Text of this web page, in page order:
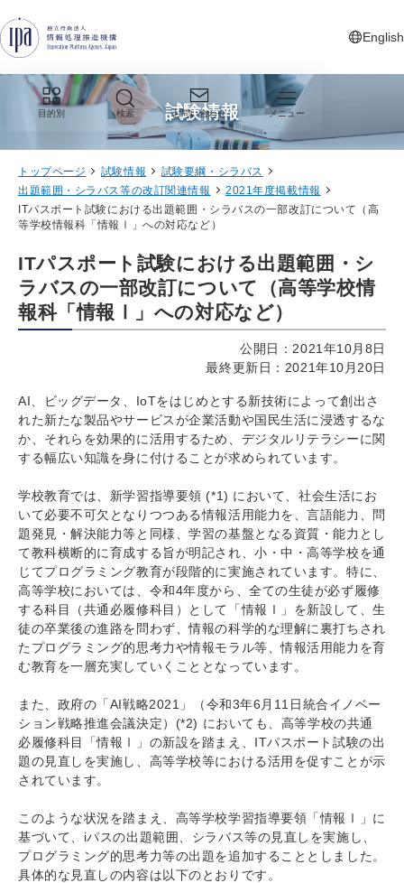
English
新しいタ
目的別 検索 お問い合わせ メニュー
試験情報
トップページ 試験情報
試験要綱・シラバス
出題範囲・シラバス等の改訂関連情報
2021年度掲載情報
ITパスポート試験における出題範囲・シラバスの一部改訂について（高
等学校情報科「情報Ⅰ」への対応など）
ITパスポート試験における出題範囲・シ
ラバスの一部改訂について（高等学校情
報科「情報Ⅰ」への対応など）
公開日：2021年10月8日
最終更新日：2021年10月20日
AI、ビッグデータ、IoTをはじめとする新技術によって創出さ
れた新たな製品やサービスが企業活動や国民生活に浸透するな
か、それらを効果的に活用するため、デジタルリテラシーに関
する幅広い知識を身に付けることが求められています。
学校教育では、新学習指導要領 (*1) において、社会生活にお
いて必要不可欠となりつつある情報活用能力を、言語能力、問
題発見・解決能力等と同様、学習の基盤となる資質・能力とし
て教科横断的に育成する旨が明記され、小・中・高等学校を通
じてプログラミング教育が段階的に実施されています。特に、
高等学校においては、令和4年度から、全ての生徒が必ず履修
する科目（共通必履修科目）として「情報Ⅰ」を新設して、生
徒の卒業後の進路を問わず、情報の科学的な理解に裏打ちされ
たプログラミング的思考力や情報モラル等、情報活用能力を育
む教育を一層充実していくこととなっています。
また、政府の「AI戦略2021」（令和3年6月11日統合イノベー
ション戦略推進会議決定）(*2) においても、高等学校の共通
必履修科目「情報Ⅰ」の新設を踏まえ、ITパスポート試験の出
題の見直しを実施し、高等学校等における活用を促すことが示
されています。
このような状況を踏まえ、高等学校学習指導要領「情報Ⅰ」に
基づいて、iパスの出題範囲、シラバス等の見直しを実施し、
プログラミング的思考力等の出題を追加することとしました。
具体的な見直しの内容は以下のとおりです。